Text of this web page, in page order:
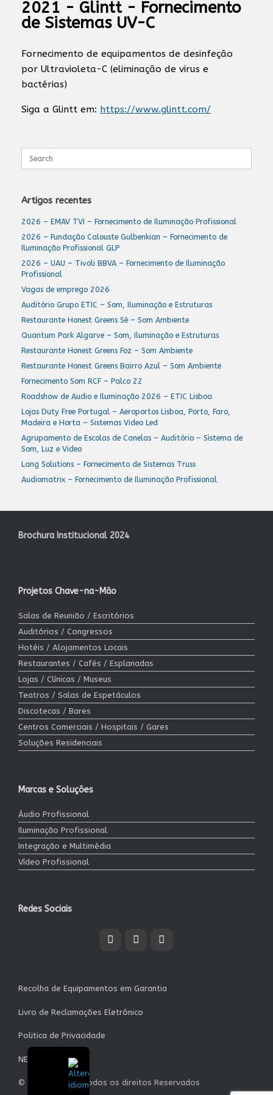
2021 - Glintt - Fornecimento
de Sistemas UV-C
Fornecimento de equipamentos de desinfeção
por Ultravioleta-C (eliminação de virus e
bactérias)
Siga a Glintt em: https://www.glintt.com/
for:
Artigos recentes
2026 – EMAV TVI – Fornecimento de Iluminação Profissional
2026 – Fundação Calouste Gulbenkian – Fornecimento de
Iluminação Profissional GLP
2026 – UAU – Tivoli BBVA – Fornecimento de Iluminação
Profissional
Vagas de emprego 2026
Auditório Grupo ETIC – Som, Iluminação e Estruturas
Restaurante Honest Greens Sé – Som Ambiente
Quantum Park Algarve – Som, Iluminação e Estruturas
Restaurante Honest Greens Foz – Som Ambiente
Restaurante Honest Greens Bairro Azul – Som Ambiente
Fornecimento Som RCF – Palco 22
Roadshow de Audio e Iluminação 2026 – ETIC Lisboa
Lojas Duty Free Portugal – Aeroportos Lisboa, Porto, Faro,
Madeira e Horta – Sistemas Video Led
Agrupamento de Escolas de Canelas – Auditório – Sistema de
Som, Luz e Video
Lang Solutions – Fornecimento de Sistemas Truss
Audiomatrix – Fornecimento de Iluminação Profissional
Brochura Institucional 2024
Projetos Chave-na-Mão
Salas de Reunião / Escritórios
Auditórios / Congressos
Hotéis / Alojamentos Locais
Restaurantes / Cafés / Esplanadas
Lojas / Clínicas / Museus
Teatros / Salas de Espetáculos
Discotecas / Bares
Centros Comerciais / Hospitais / Gares
Soluções Residenciais
Marcas e Soluções
Áudio Profissional
Iluminação Profissional
Integração e Multimédia
Vídeo Profissional
Redes Sociais
Recolha de Equipamentos em Garantia
Livro de Reclamações Eletrónico
Politica de Privacidade
NEWSLETTER
© Garrett S.A. - Todos os direitos Reservados